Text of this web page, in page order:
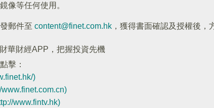
像等任何使用。
郵件至 content@finet.com.hk ，獲得書面確認及授權後，
華財經APP，把握投資先機
擊：
)
www.finet.com.cn)
www.fintv.hk)